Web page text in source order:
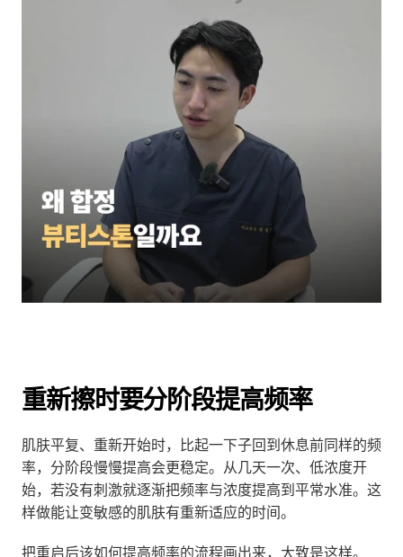
重新擦时要分阶段提高频率
肌肤平复、重新开始时，比起一下子回到休息前同样的频
率，分阶段慢慢提高会更稳定。从几天一次、低浓度开
始，若没有刺激就逐渐把频率与浓度提高到平常水准。这
样做能让变敏感的肌肤有重新适应的时间。
把重启后该如何提高频率的流程画出来，大致是这样。